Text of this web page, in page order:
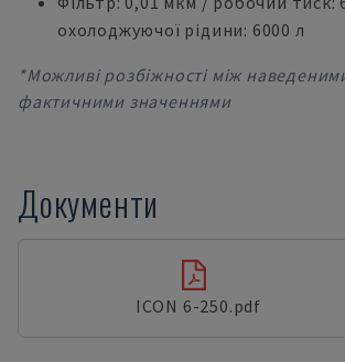
охолоджуючої рідини: 6000 л
*Можливі розбіжності між
фактичними значеннями
Документи
ICON 6-250.pdf